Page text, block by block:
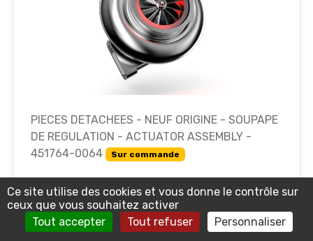
PIECES DETACHEES - NEUF ORIGINE - SOUPAPE
DE REGULATION - ACTUATOR ASSEMBLY -
451764-0064
Sur commande
418.18€ TTC
Ce site utilise des cookies et vous donne le contrôle sur
ceux que vous souhaitez activer
Tout accepter
Tout refuser Personnaliser